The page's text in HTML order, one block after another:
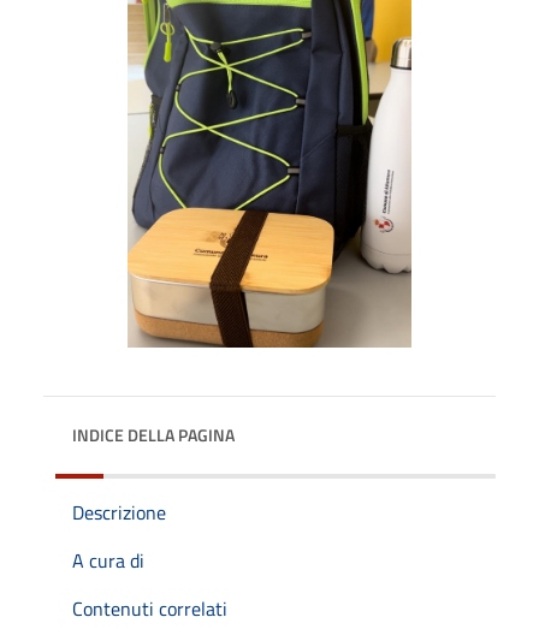
INDICE DELLA PAGINA
Descrizione
A cura di
Contenuti correlati